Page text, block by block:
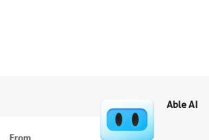
From
Able AI